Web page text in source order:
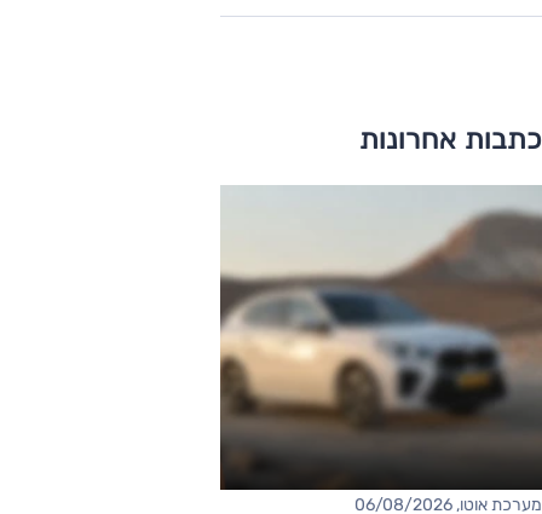
כתבות אחרונות
מערכת אוטו, 06/08/2026